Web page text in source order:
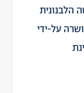
הלבנונית
על-ידי